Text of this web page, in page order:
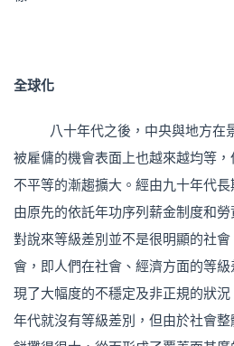
全球化
八十年代之後，中央與地方在
被雇傭的機會表面上也越來越均等
不平等的漸趨擴大。經由九十年代
由原先的依託年功序列薪金制度和
對說來等級差別並不是很明顯的社
會，即人們在社會、經濟方面的等
現了大幅度的不穩定及非正規的狀
年代就沒有等級差別，但由於社會